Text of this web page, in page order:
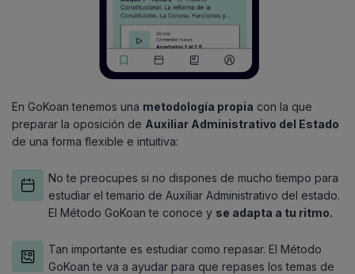
En GoKoan tenemos una metodología propia con la que
preparar la oposición de Auxiliar Administrativo del Estado
de una forma flexible e intuitiva:
No te preocupes si no dispones de mucho tiempo para
estudiar el temario de Auxiliar Administrativo del estado.
El Método GoKoan te conoce y se adapta a tu ritmo.
Tan importante es estudiar como repasar. El Método
GoKoan te va a ayudar para que repases los temas de